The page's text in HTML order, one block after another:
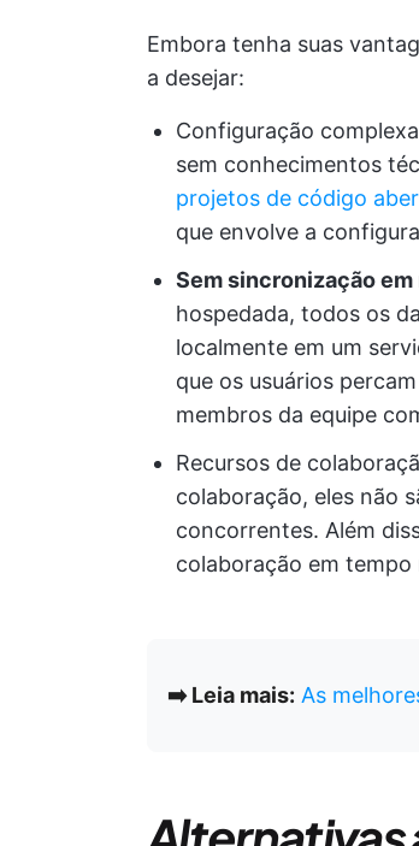
Embora tenha suas
a desejar:
Configuração
sem conhecimentos
projetos de código
que envolve a
Sem sincronização
hospedada, todos os
localmente em um
que os usuários
membros da equipe
Recursos de
colaboração, eles não
concorrentes. Além
colaboração em tempo
➡️ Leia mais: As